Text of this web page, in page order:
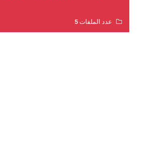
عدد الملفات 5